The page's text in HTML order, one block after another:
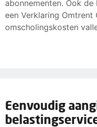
abonnementen. Ook
een Verklaring Omtrent
omscholingskosten
Eenvoudig